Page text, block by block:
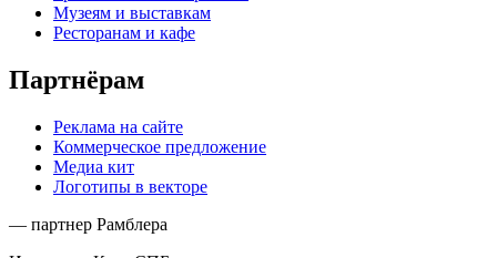
Музеям и выставкам
Ресторанам и кафе
Партнёрам
Реклама на сайте
Коммерческое предложение
Медиа кит
Логотипы в векторе
— партнер Рамблера